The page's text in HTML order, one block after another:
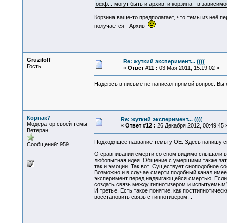
офф... могут быть и архив, и корзина - в
Корзина ваще-то предполагает, что темы из неё
получается - Архив
Gruziloff
Гость
Re: жуткий эксперимент... ((((
« Ответ #11 : 03 Мая 2011, 15:19:02 »
Надеюсь в письме не написал прямой вопрос:
Корнак7
Модератор своей темы
Ветеран
Сообщений: 959
Re: жуткий эксперимент... ((((
« Ответ #12 : 26 Декабря 2012, 00:49:45
Подходящее название темы у ОЕ. Здесь напишу
О сравнивании смерти со сном видимо слышали
любопытная идея. Общение с умершими также
так и эмоции. Так вот. Существует сноподобное
Возможно и в случае смерти подобный канал
эксперимент перед надвигающейся смертью.
создать связь между гипнотизером и
И третье. Есть такое понятие, как
восстановить связь с гипнотизером...